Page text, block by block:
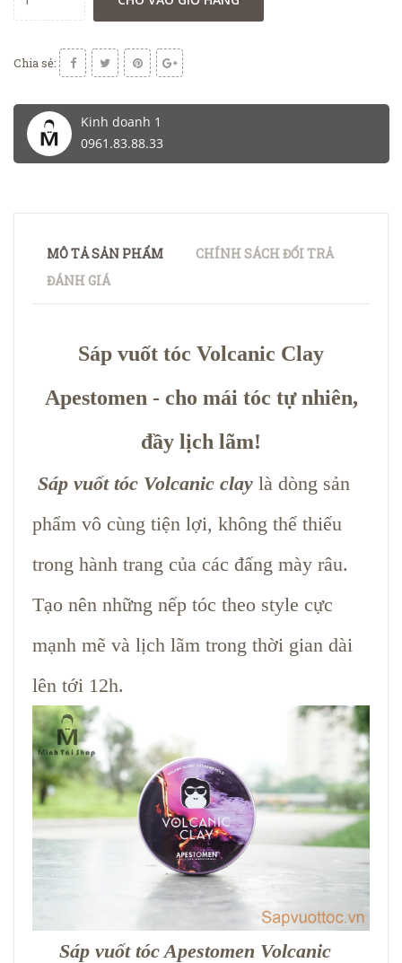
Chia sẻ:
Kinh doanh 1
0961.83.88.33
MÔ TẢ SẢN PHẨM
CHÍNH SÁCH ĐỔI TRẢ
ĐÁNH GIÁ
Sáp vuốt tóc Volcanic Clay
Apestomen - cho mái tóc tự nhiên,
đầy lịch lãm!
Sáp vuốt tóc Volcanic clay là dòng sản
phẩm vô cùng tiện lợi, không thể thiếu
trong hành trang của các đấng mày râu.
Tạo nên những nếp tóc theo style cực
mạnh mẽ và lịch lãm trong thời gian dài
lên tới 12h.
Sáp vuốt tóc Apestomen Volcanic